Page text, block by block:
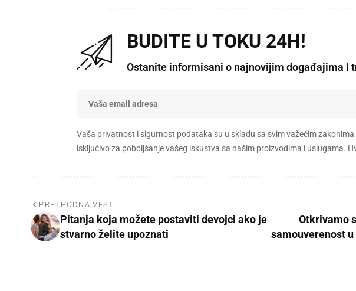
BUDITE U TOKU 24H!
Ostanite informisani o najnovijim događajima I
Vaša privatnost i sigurnost podataka su u skladu sa svim važećim
isključivo za poboljšanje vašeg iskustva sa našim proizvodima i uslugama.
PRETHODNA VEST
Pitanja koja možete postaviti devojci ako je
stvarno želite upoznati
Otkrivamo
samouverenost